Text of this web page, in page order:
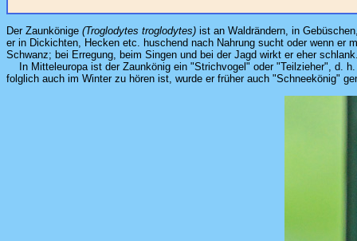
Der Zaunkönige (Troglodytes troglodytes) ist an Waldrändern, in
er in Dickichten, Hecken etc. huschend nach Nahrung sucht oder wenn
Schwanz; bei Erregung, beim Singen und bei der Jagd wirkt er eher
In Mitteleuropa ist der Zaunkönig ein "Strichvogel" oder "Teilzieher", d.
folglich auch im Winter zu hören ist, wurde er früher auch "Schneekönig"